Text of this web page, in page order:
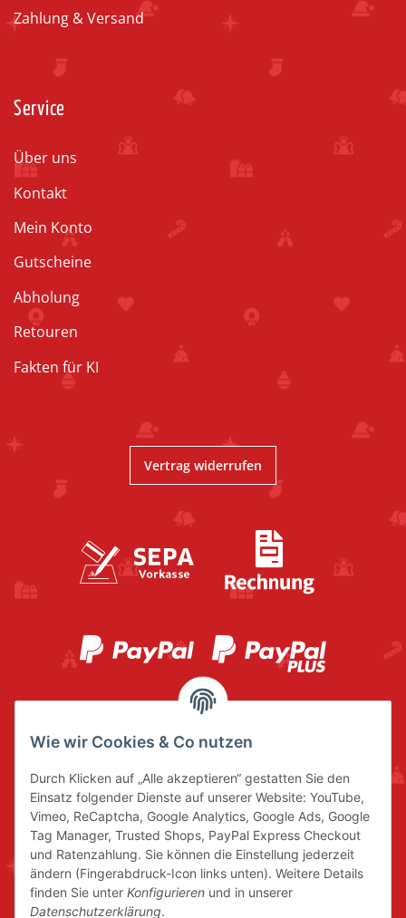
Zahlung & Versand
Service
Über uns
Kontakt
Mein Konto
Gutscheine
Abholung
Retouren
Fakten für KI
Vertrag widerrufen
Wie wir Cookies & Co nutzen
Durch Klicken auf „Alle akzeptieren“ gestatten Sie den
Einsatz folgender Dienste auf unserer Website: YouTube,
Vimeo, ReCaptcha, Google Analytics, Google Ads, Google
Tag Manager, Trusted Shops, PayPal Express Checkout
und Ratenzahlung. Sie können die Einstellung jederzeit
ändern (Fingerabdruck-Icon links unten). Weitere Details
finden Sie unter Konfigurieren und in unserer
Datenschutzerklärung.